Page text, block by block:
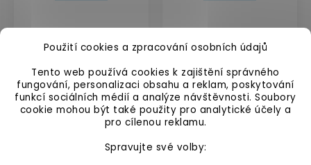
Použití cookies a zpracování osobních údajů
Tento web používá cookies k zajištění správného
fungování, personalizaci obsahu a reklam, poskytování
funkcí sociálních médií a analýze návštěvnosti. Soubory
cookie mohou být také použity pro analytické účely a
pro cílenou reklamu.
Spravujte své volby:
Mix barev Mix barev
Výprodej
Výrazná
sleva!
Výprodej
Výrazná
sleva!